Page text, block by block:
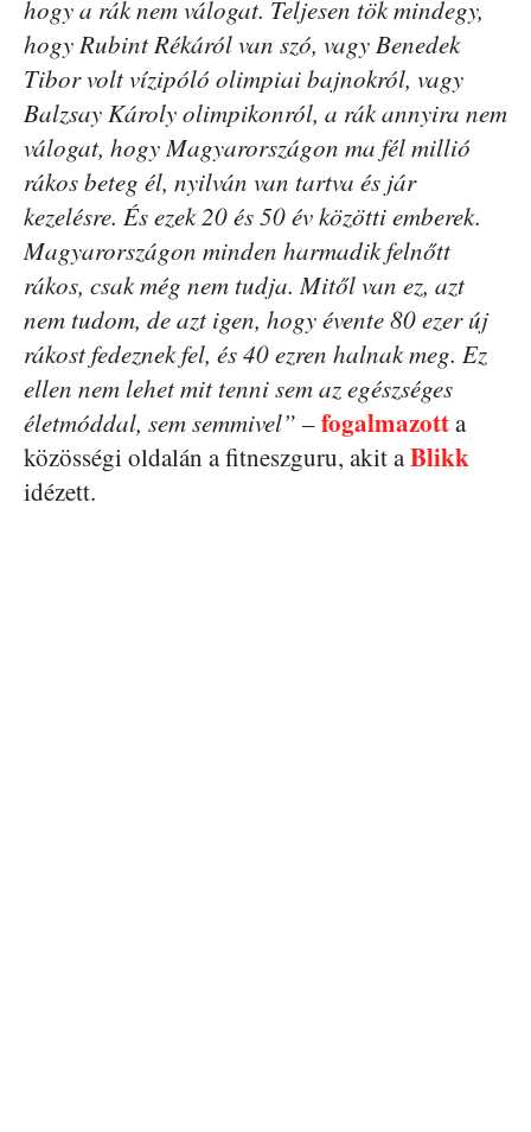
hogy a rák nem válogat. Teljesen tök mindegy,
hogy Rubint Rékáról van szó, vagy Benedek
Tibor volt vízipóló olimpiai bajnokról, vagy
Balzsay Károly olimpikonról, a rák annyira nem
válogat, hogy Magyarországon ma fél millió
rákos beteg él, nyilván van tartva és jár
kezelésre. És ezek 20 és 50 év közötti emberek.
Magyarországon minden harmadik felnőtt
rákos, csak még nem tudja. Mitől van ez, azt
nem tudom, de azt igen, hogy évente 80 ezer új
rákost fedeznek fel, és 40 ezren halnak meg. Ez
ellen nem lehet mit tenni sem az egészséges
életmóddal, sem semmivel” –fogalmazotta
közösségi oldalán a fitneszguru, akit aBlikk
idézett.